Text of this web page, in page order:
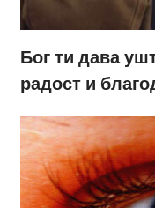
Бог ти дава
радост и